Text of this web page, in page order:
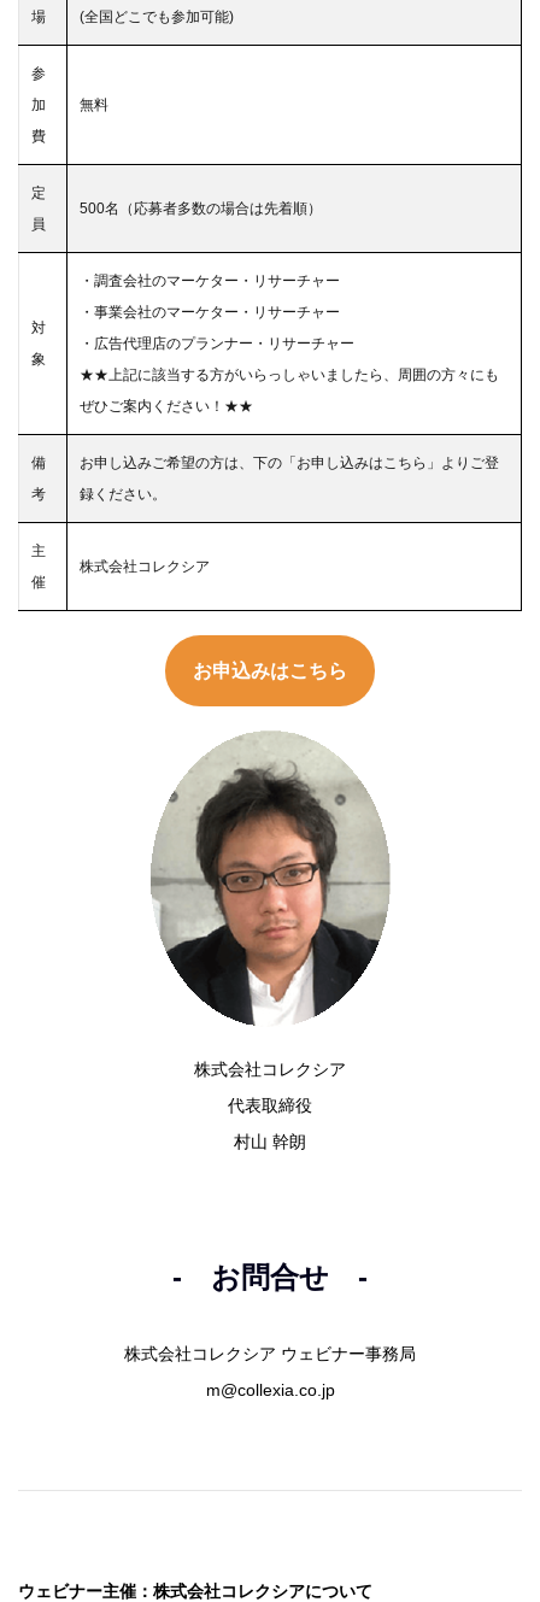
場 (全国どこでも参加可能)
参
加
費
無料
定
員
500名（応募者多数の場合は先着順）
対
象
・調査会社のマーケター・リサーチャー
・事業会社のマーケター・リサーチャー
・広告代理店のプランナー・リサーチャー
★★上記に該当する方がいらっしゃいましたら、周囲の方々にも
ぜひご案内ください！★★
備
考
お申し込みご希望の方は、下の「お申し込みはこちら」よりご登
録ください。
主
催
株式会社コレクシア
お申込みはこちら
株式会社コレクシア
代表取締役
村山 幹朗
- お問合せ -
株式会社コレクシア ウェビナー事務局
m@collexia.co.jp
ウェビナー主催：株式会社コレクシアについて